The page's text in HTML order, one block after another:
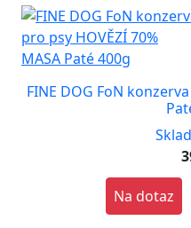
FINE DOG FoN
Na dotaz